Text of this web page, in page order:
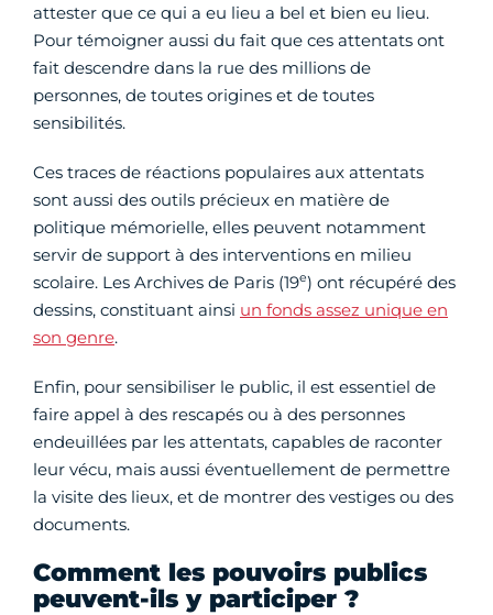
attester que ce qui a eu lieu a bel et bien eu lieu.
Pour témoigner aussi du fait que ces attentats ont
fait descendre dans la rue des millions de
personnes, de toutes origines et de toutes
sensibilités.
Ces traces de réactions populaires aux attentats
sont aussi des outils précieux en matière de
politique mémorielle, elles peuvent notamment
servir de support à des interventions en milieu
scolaire. Les Archives de Paris (19e) ont récupéré des
dessins, constituant ainsi un fonds assez unique en
son genre.
Enfin, pour sensibiliser le public, il est essentiel de
faire appel à des rescapés ou à des personnes
endeuillées par les attentats, capables de raconter
leur vécu, mais aussi éventuellement de permettre
la visite des lieux, et de montrer des vestiges ou des
documents.
Comment les pouvoirs publics
peuvent-ils y participer ?